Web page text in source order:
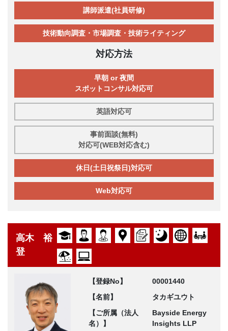
講師派遣(社員研修)
技術動向調査・市場調査・技術ライティング
対応方法
早朝 or 夜間
スポットコンサル対応可
英語対応可
事前面談(無料)
対応可(WEB対応含む)
休日(土日祝祭日)対応可
Web対応可
高木 裕
登
【登録No】
00001440
【名前】
タカギユウト
【ご所属（法人
名）】
Bayside Energy
Insights LLP